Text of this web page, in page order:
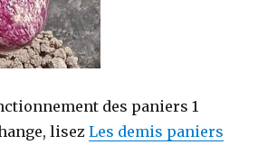
des paniers 1
lisezLes demis paniers